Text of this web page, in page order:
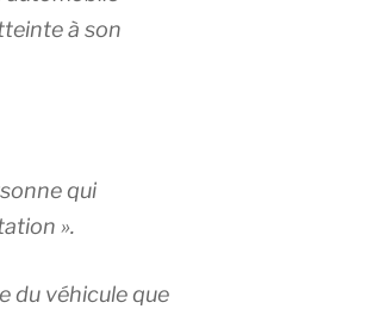
à son
qui
».
du véhicule que